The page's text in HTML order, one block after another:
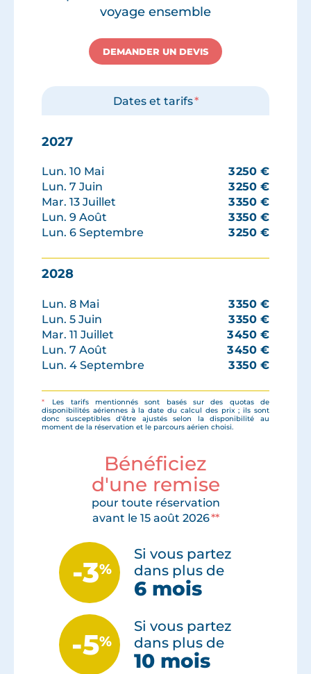
voyage ensemble
DEMANDER UN DEVIS
Dates et tarifs*
2027
Lun. 10 Mai 3 250 €
Lun. 7 Juin
3 250 €
Mar. 13 Juillet
3 350 €
Lun. 9 Août
3 350 €
Lun. 6 Septembre
3 250 €
2028
Lun. 8 Mai 3 350 €
Lun. 5 Juin
3 350 €
Mar. 11 Juillet
3 450 €
Lun. 7 Août
3 450 €
Lun. 4 Septembre
3 350 €
*
Les tarifs mentionnés sont basés sur des quotas de
disponibilités aériennes à la date du calcul des prix ; ils sont
donc susceptibles d'être ajustés selon la disponibilité au
moment de la réservation et le parcours aérien choisi.
Bénéficiez
d'une remise
pour toute réservation
avant le 15 août 2026**
-3%
Si vous partez
dans plus de
6 mois
-5%
Si vous partez
dans plus de
10 mois